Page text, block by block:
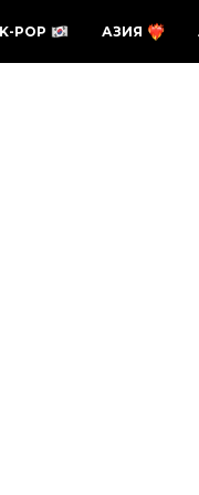
K-POP АЗИЯ